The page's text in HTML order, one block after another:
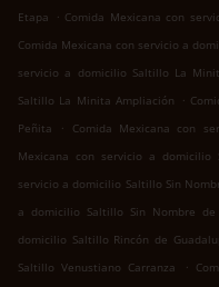
Etapa
. Comida Mexicana con
Comida Mexicana con servicio a
servicio a domicilio Saltillo La
Saltillo La Minita Ampliación
.
Peñita
. Comida Mexicana con
Mexicana con servicio a domicilio
servicio a domicilio Saltillo Sin
a domicilio Saltillo Sin Nombre
domicilio Saltillo Rincón de
Saltillo Venustiano Carranza
.